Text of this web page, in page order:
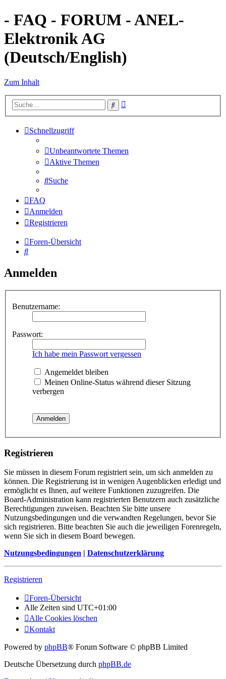
- FAQ - FORUM - ANEL-
Elektronik AG
(Deutsch/English)
Zum Inhalt
Suche
Schnellzugriff
Unbeantwortete Themen
Aktive Themen
Suche
FAQ
Anmelden
Registrieren
Foren-Übersicht
Suche
Anmelden
Benutzername:
Passwort:
Ich habe mein Passwort vergessen
Angemeldet bleiben
Meinen Online-Status während dieser Sitzung
verbergen
Registrieren
Sie müssen in diesem Forum registriert sein, um sich anmelden zu
können. Die Registrierung ist in wenigen Augenblicken erledigt und
ermöglicht es Ihnen, auf weitere Funktionen zuzugreifen. Die
Board-Administration kann registrierten Benutzern auch zusätzliche
Berechtigungen zuweisen. Beachten Sie bitte unsere
Nutzungsbedingungen und die verwandten Regelungen, bevor Sie
sich registrieren. Bitte beachten Sie auch die jeweiligen Forenregeln,
wenn Sie sich in diesem Board bewegen.
Nutzungsbedingungen | Datenschutzerklärung
Registrieren
Foren-Übersicht
Alle Zeiten sind UTC+01:00
Alle Cookies löschen
Kontakt
Powered by phpBB® Forum Software © phpBB Limited
Deutsche Übersetzung durch phpBB.de